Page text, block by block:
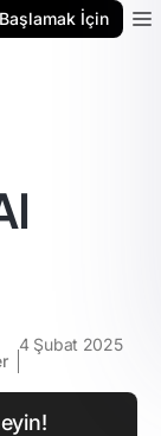
Başlamak İçin
4 Şubat 2025